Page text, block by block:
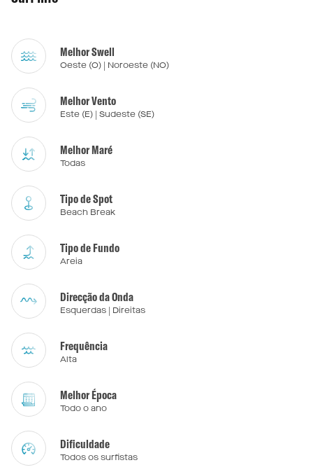
Melhor Swell
Oeste (O) | Noroeste (NO)
Melhor Vento
Este (E) | Sudeste (SE)
Melhor Maré
Todas
Tipo de Spot
Beach Break
Tipo de Fundo
Areia
Direcção da Onda
Esquerdas | Direitas
Frequência
Alta
Melhor Época
Todo o ano
Dificuldade
Todos os surfistas